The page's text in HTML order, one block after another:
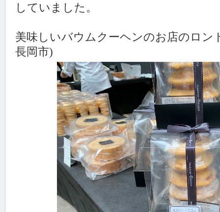
していました。
美味しいバウムクーヘンのお店のロン
長岡市)